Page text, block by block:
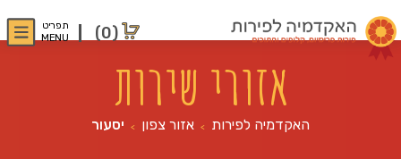
(0)
תפריט
MENU
אזורי שירות
האקדמיה לפירות > אזור צפון > יסעור